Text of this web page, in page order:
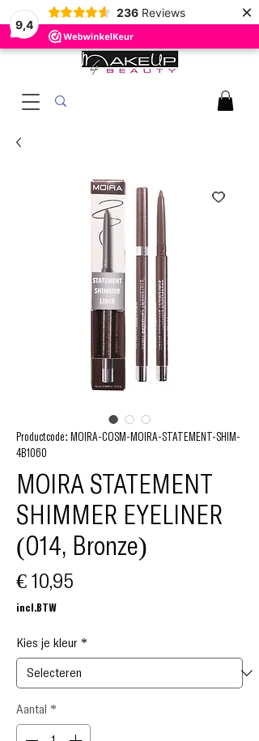
9,4
236 Reviews ×
Productcode: MOIRA-COSM-MOIRA-STATEMENT-SHIM-
4B1060
MOIRA STATEMENT
SHIMMER EYELINER
(014, Bronze)
€ 10,95
incl.BTW
Kies je kleur *
Aantal *